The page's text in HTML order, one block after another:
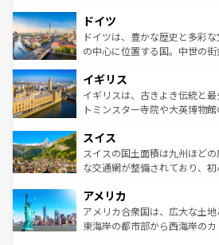
せる。地方によって風土や気候
性で訪
ンテンツ一覧を参照してほしい
で、幅広い魅力が詰まっている
聖堂、美しいビーチ、そして
から魅了する。また、フラン
いる。シャンパンの発祥地であ
香り高いラベンダー畑など、
らに、パリ以外の地域にも魅
れる地方に足を運ぶとそれぞれ
きるだろう。 なお、新着
を参照してほしい。
ドイツ
ドイツは、豊かな歴史と多彩
の中心に位置する国。中世の
顔を持つこの国は、どこを歩い
ルリンの文化的活気、バイエ
してライン川沿いのワイン畑
は、お酒好きな人にはぜひ体験してほし
ドイツ情報はコンテンツ一覧
イギリス
イギリスは、古きよき伝統と
トミンスター寺院や大英博物
リアごとに異なる魅力がある。
ティー、ビール好きにはたま
戦など、本場だからこそでき
ンツ一覧を参照してほしい。
スイス
スイスの国土面積は九州ほど
な交通網が整備されており、
の建物がそのまま残る町や、ス
博物館もあり、アルプス観光だ
ことができる。国民の所得が
アメリカ
アメリカ合衆国は、広大な土地
東海岸の都市部から西海岸の